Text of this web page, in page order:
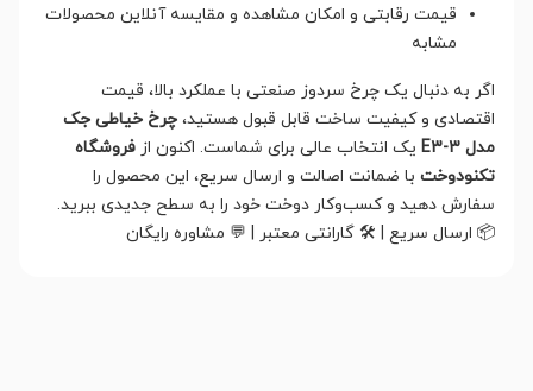
قیمت رقابتی و امکان مشاهده و مقایسه آنلاین محصولات
مشابه
اگر به دنبال یک چرخ سردوز صنعتی با عملکرد بالا، قیمت
اقتصادی و کیفیت ساخت قابل قبول هستید، چرخ خیاطی جک
مدل E3-3
یک انتخاب عالی برای شماست. اکنون از فروشگاه
تکنودوخت با ضمانت اصالت و ارسال سریع، این محصول را
سفارش دهید و کسب‌وکار دوخت خود را به سطح جدیدی ببرید.
📦 ارسال سریع | 🛠️ گارانتی معتبر | 💬 مشاوره رایگان